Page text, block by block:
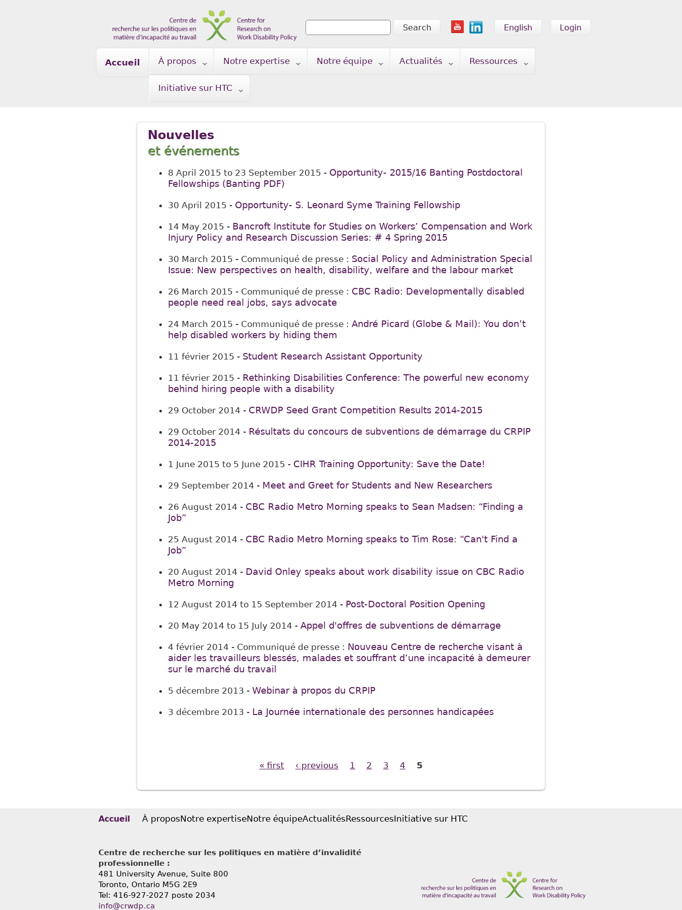
Login
English
Search form
Search
Accueil À propos Notre expertise Notre équipe Actualités Ressources
Initiative sur HTC
Nouvelles
et événements
8 April 2015 to 23 September 2015 - Opportunity- 2015/16 Banting Postdoctoral
Fellowships (Banting PDF)
30 April 2015 - Opportunity- S. Leonard Syme Training Fellowship
14 May 2015 - Bancroft Institute for Studies on Workers’ Compensation and Work
Injury Policy and Research Discussion Series: # 4 Spring 2015
30 March 2015 - Communiqué de presse : Social Policy and Administration Special
Issue: New perspectives on health, disability, welfare and the labour market
26 March 2015 - Communiqué de presse : CBC Radio: Developmentally disabled
people need real jobs, says advocate
24 March 2015 - Communiqué de presse : André Picard (Globe & Mail): You don’t
help disabled workers by hiding them
11 février 2015 - Student Research Assistant Opportunity
11 février 2015 - Rethinking Disabilities Conference: The powerful new economy
behind hiring people with a disability
29 October 2014 - CRWDP Seed Grant Competition Results 2014-2015
29 October 2014 - Résultats du concours de subventions de démarrage du CRPIP
2014-2015
1 June 2015 to 5 June 2015 - CIHR Training Opportunity: Save the Date!
29 September 2014 - Meet and Greet for Students and New Researchers
26 August 2014 - CBC Radio Metro Morning speaks to Sean Madsen: “Finding a
Job”
25 August 2014 - CBC Radio Metro Morning speaks to Tim Rose: “Can't Find a
Job”
20 August 2014 - David Onley speaks about work disability issue on CBC Radio
Metro Morning
12 August 2014 to 15 September 2014 - Post-Doctoral Position Opening
20 May 2014 to 15 July 2014 - Appel d'offres de subventions de démarrage
4 février 2014 - Communiqué de presse : Nouveau Centre de recherche visant à
aider les travailleurs blessés, malades et souffrant d’une incapacité à demeurer
sur le marché du travail
5 décembre 2013 - Webinar à propos du CRPIP
3 décembre 2013 - La Journée internationale des personnes handicapées
« first ‹ previous 1 2 3 4 5
Accueil À proposNotre expertiseNotre équipeActualitésRessourcesInitiative sur HTC
Centre de recherche sur les politiques en matière d’invalidité
professionnelle :
481 University Avenue, Suite 800
Toronto, Ontario M5G 2E9
Tel: 416-927-2027 poste 2034
info@crwdp.ca